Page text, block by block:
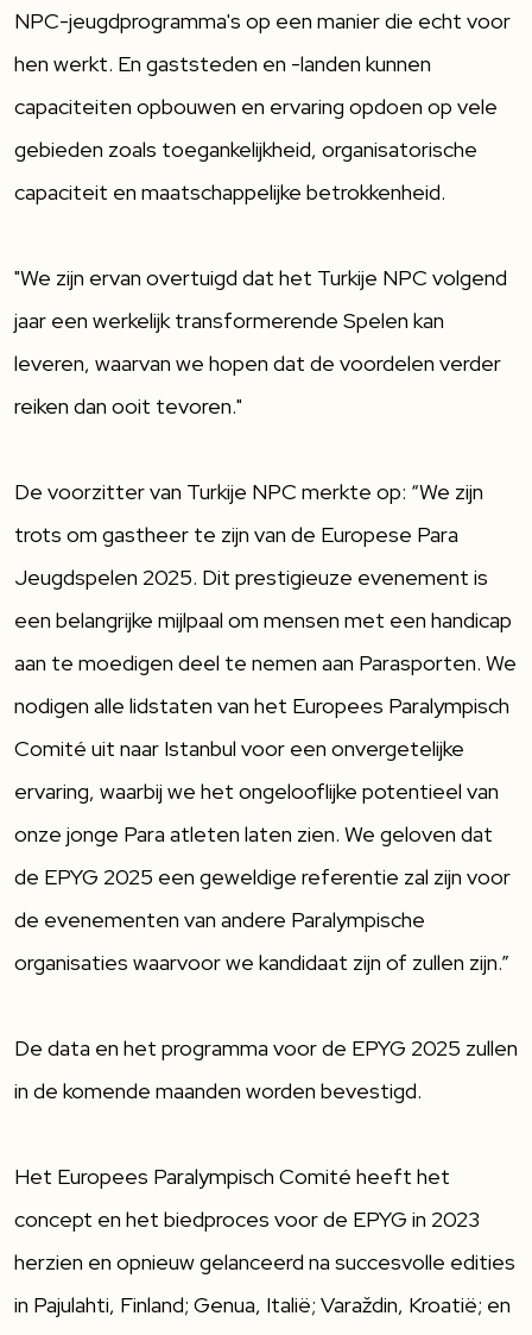
NPC-jeugdprogramma's op een manier die echt voor
hen werkt. En gaststeden en -landen kunnen
capaciteiten opbouwen en ervaring opdoen op vele
gebieden zoals toegankelijkheid, organisatorische
capaciteit en maatschappelijke betrokkenheid.
"We zijn ervan overtuigd dat het Turkije NPC volgend
jaar een werkelijk transformerende Spelen kan
leveren, waarvan we hopen dat de voordelen verder
reiken dan ooit tevoren."
De voorzitter van Turkije NPC merkte op: “We zijn
trots om gastheer te zijn van de Europese Para
Jeugdspelen 2025. Dit prestigieuze evenement is
een belangrijke mijlpaal om mensen met een handicap
aan te moedigen deel te nemen aan Parasporten. We
nodigen alle lidstaten van het Europees Paralympisch
Comité uit naar Istanbul voor een onvergetelijke
ervaring, waarbij we het ongelooflijke potentieel van
onze jonge Para atleten laten zien. We geloven dat
de EPYG 2025 een geweldige referentie zal zijn voor
de evenementen van andere Paralympische
organisaties waarvoor we kandidaat zijn of zullen zijn.”
De data en het programma voor de EPYG 2025 zullen
in de komende maanden worden bevestigd.
Het Europees Paralympisch Comité heeft het
concept en het biedproces voor de EPYG in 2023
herzien en opnieuw gelanceerd na succesvolle edities
in Pajulahti, Finland; Genua, Italië; Varaždin, Kroatië; en